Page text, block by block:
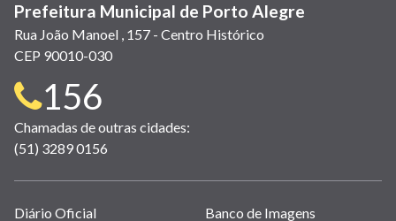
Prefeitura Municipal de Porto Alegre
Rua João Manoel , 157 - Centro Histórico
CEP 90010-030
Telefone
para
contato:
156
Chamadas de outras cidades:
(51) 3289 0156
Links
Diário Oficial Banco de Imagens